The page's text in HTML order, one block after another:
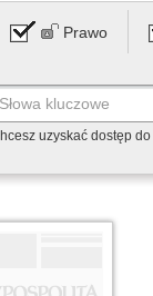
Prawo
uzyskać dostęp